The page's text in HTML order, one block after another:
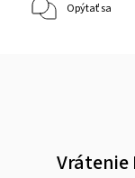
Opýtať sa
Vrátenie